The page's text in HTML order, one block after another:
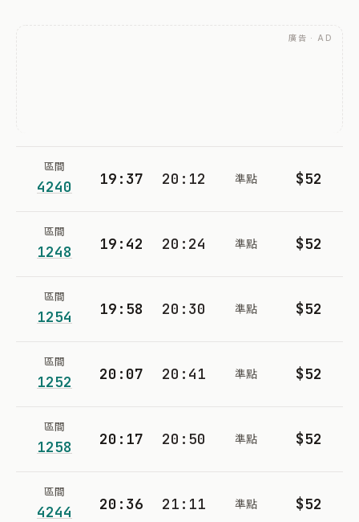
廣告 · AD
區間
4240 19:37 20:12 準點 $52
區間
1248 19:42 20:24 準點 $52
區間
1254 19:58 20:30 準點 $52
區間
1252 20:07 20:41 準點 $52
區間
1258 20:17 20:50 準點 $52
區間
4244 20:36 21:11 準點 $52